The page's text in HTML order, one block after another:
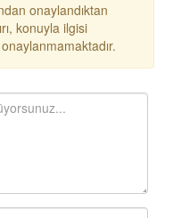
onaylandıktan
konuyla ilgisi